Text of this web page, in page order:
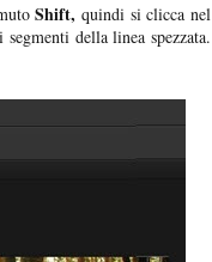
Shift, quindi si clicca nel
della linea spezzata.